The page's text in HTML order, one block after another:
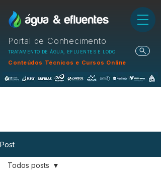
Portal de Conhecimento
TRATAMENTO DE ÁGUA, EFLUENTES E LODO
Conteúdos Técnicos e Cursos Online
Post
Todos posts